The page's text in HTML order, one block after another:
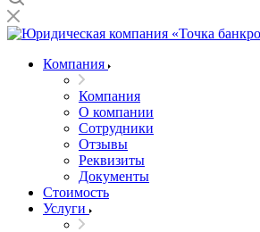
Компания
Компания
О компании
Сотрудники
Отзывы
Реквизиты
Документы
Стоимость
Услуги